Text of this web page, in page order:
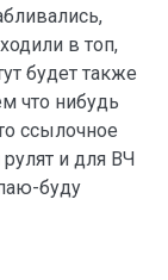
в топ,
будет также
что нибудь
ссылочное
и для ВЧ
буду